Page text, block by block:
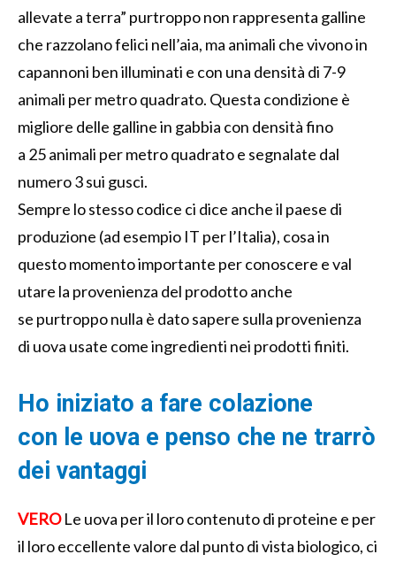
allevate a terra” purtropponon rappresenta galline
che razzolanofelici nell’aia, ma animali che vivono in
capannoni ben illuminati e con una densità di 7-9
animali per metro quadrato. Questa condizione è
migliore delle galline in gabbia con densità fino
a 25animali per metro quadratoe segnalate dal
numero 3sui gusci.
Sempre lo stessocodice ci dice anche il paese di
produzione (ad esempio IT per l’Italia), cosa in
questo momento importante perconoscere eval
utare la provenienza del prodotto anche
se purtroppo nulla è dato sapere sulla provenienza
di uova usate come ingredienti nei prodotti finiti.
Ho iniziato a fare colazione
con le uova e penso che ne trarrò
dei vantaggi
VERO Le uova per il lorocontenuto di proteine e per
il loroeccellentevalore dal punto di vista biologico, ci